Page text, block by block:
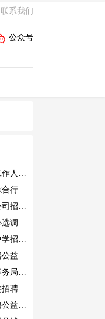
联系我们
公众号
2025年西南林业大学招聘编外工作人员公告（三）
2025年10月西双版纳州景洪市综合行政执法局招聘人员公告
2025年云南弘基建设工程有限公司招聘公告
2025年昭通市改革发展研究中心选调工作人员职业素质测评通告
2025年昭通市绥江县职业高级中学招聘编外紧缺临聘数学教师公告
2025年中共怒江州委宣传部招聘公益性岗位公告
2025年丽江市玉龙县退役军人事务局公益性岗位招聘公告
2025年迪庆州香格里拉市政法委招聘公益性岗位公告
2025年西双版纳州红十字会招聘公益性岗位人员公告